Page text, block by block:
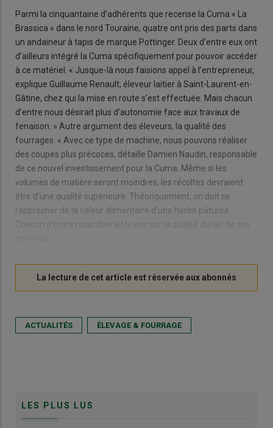
Parmi la cinquantaine d’adhérents que recense la Cuma « La
Brassica » dans le nord Touraine, quatre ont pris des parts dans
un andaineur à tapis de marque Pottinger. Deux d’entre eux ont
d’ailleurs intégré la Cuma spécifiquement pour pouvoir accéder
à ce matériel. « Jusque-là nous faisions appel à l’entrepreneur,
explique Guillaume Renault, éleveur laitier à Saint-Laurent-en-
Gâtine, chez qui la mise en route s’est effectuée. Mais chacun
d’entre nous désirait plus d’autonomie face aux travaux de
fenaison. » Autre argument des éleveurs, la qualité des
fourrages. « Avec ce type de machine, nous pouvons réaliser
des coupes plus précoces, détaille Damien Naudin, responsable
de ce nouvel investissement pour la Cuma. Même si les
volumes de matière seront moindres, les récoltes devraient
être d’une qualité supérieure. Théoriquement, on doit se
rapprocher de la valeur alimentaire d’une herbe pâturée.
Chacun d’entre nous devrait le voir sur la qualité du lait de ses
ACTUALITÉS ÉLEVAGE & FOURRAGE
LES PLUS LUS